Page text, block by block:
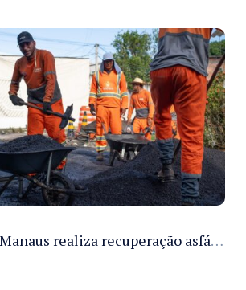
Prefeitura de Manaus realiza recuperação asfáltica na rua Canário do Campo e amplia mobilidade na zona Norte